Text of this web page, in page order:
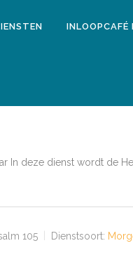
INLOOPCAFÉ
In deze dienst wordt de
105 Dienstsoort: